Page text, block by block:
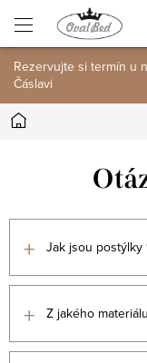
obsah
Rezervujte si termín u
Čáslavi
Domů
+ Jak jsou postýlky
+ Z jakého